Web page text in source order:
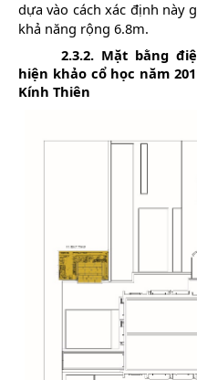
dựa vào cách xác định này
khả năng rộng 6.8m.
2.3.2. Mặt bằng
hiện khảo cổ học năm
Kính Thiên